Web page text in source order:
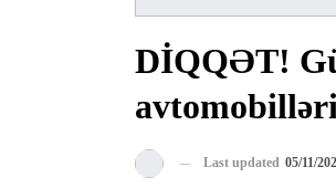
DİQQƏT!
Last updated 05/11/